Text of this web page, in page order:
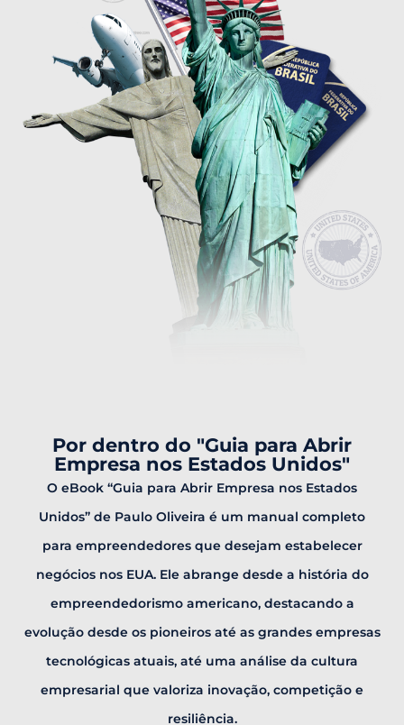
Por dentro do "Guia para Abrir
Empresa nos Estados Unidos"
O eBook “Guia para Abrir Empresa nos Estados
Unidos” de Paulo Oliveira é um manual completo
para empreendedores que desejam estabelecer
negócios nos EUA. Ele abrange desde a história do
empreendedorismo americano, destacando a
evolução desde os pioneiros até as grandes empresas
tecnológicas atuais, até uma análise da cultura
empresarial que valoriza inovação, competição e
resiliência.